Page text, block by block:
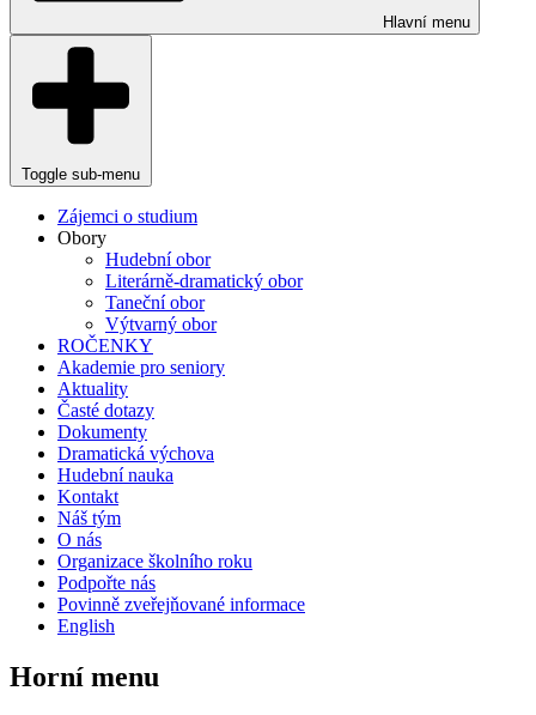
Hlavní menu
Toggle sub-menu
Zájemci o studium
Obory
Hudební obor
Literárně-dramatický obor
Taneční obor
Výtvarný obor
ROČENKY
Akademie pro seniory
Aktuality
Časté dotazy
Dokumenty
Dramatická výchova
Hudební nauka
Kontakt
Náš tým
O nás
Organizace školního roku
Podpořte nás
Povinně zveřejňované informace
English
Horní menu